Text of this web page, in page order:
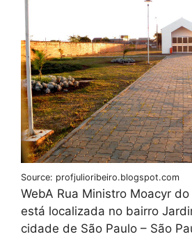
Source: profjulioribeiro.blogspot.com
WebA Rua Ministro Moacyr
está localizada no bairro
cidade de São Paulo – São